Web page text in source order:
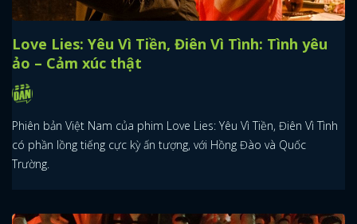
Love Lies: Yêu Vì Tiền, Điên Vì Tình: Tình yêu
ảo – Cảm xúc thật
Phiên bản Việt Nam của phim Love Lies: Yêu Vì Tiền, Điên Vì Tình
có phần lồng tiếng cực kỳ ấn tượng, với Hồng Đào và Quốc
Trường.